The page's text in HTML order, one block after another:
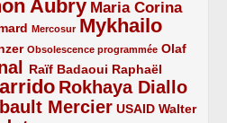
Aubry Maria Corina
Mercosur Mykhailo
Obsolescence programmée Olaf
Raïf Badaoui Raphaël
Rokhaya Diallo
Mercier USAID Walter